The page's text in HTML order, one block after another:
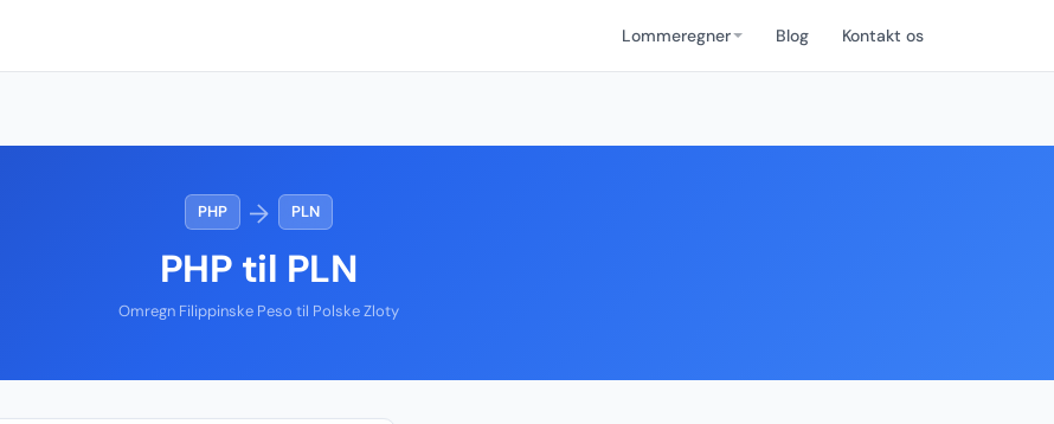
Lommeregner Blog Kontakt os
PHP → PLN
PHP til PLN
Omregn Filippinske Peso til Polske Zloty